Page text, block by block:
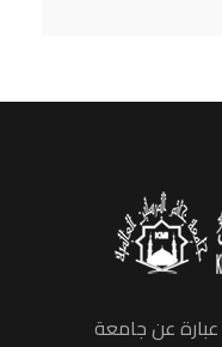
عن جامعة